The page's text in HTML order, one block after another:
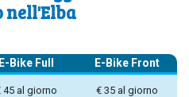
nell'Elba
E-Bike Full E-Bike Front
45 al giorno € 35 al giorno